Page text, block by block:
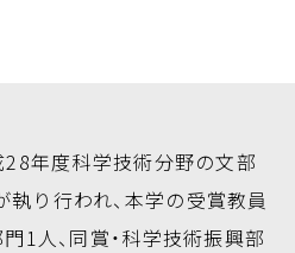
28年度科学技術分野の文部
り行われ、本学の受賞教員
1人、同賞・科学技術振興部